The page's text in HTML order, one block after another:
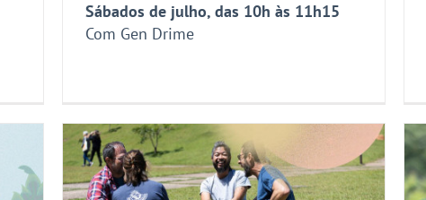
Sábados de julho, das 10h às 11h15
Com Gen Drime